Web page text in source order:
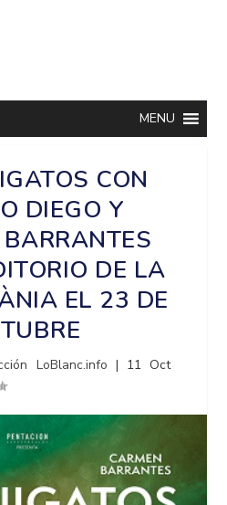
MENU
CON
DIEGO Y
DE LA
EL 23 DE
LoBlanc.info | 11 Oct